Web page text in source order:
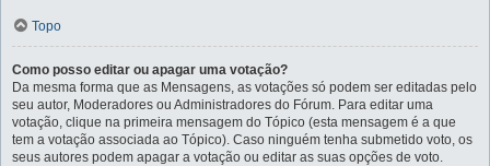
Topo
Como posso editar ou apagar uma votação?
Da mesma forma que as Mensagens, as votações só podem ser editadas pelo
seu autor, Moderadores ou Administradores do Fórum. Para editar uma
votação, clique na primeira mensagem do Tópico (esta mensagem é a que
tem a votação associada ao Tópico). Caso ninguém tenha submetido voto, os
seus autores podem apagar a votação ou editar as suas opções de voto.